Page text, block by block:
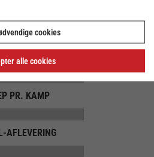
KORT.
MEP
PR. KAMP
AFLEVERING
cookies
alle cookies